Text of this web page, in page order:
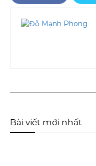
Bài viết mới nhất